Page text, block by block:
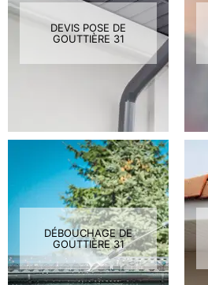
DEVIS POSE DE
GOUTTIÈRE 31
DÉBOUCHAGE DE
GOUTTIÈRE 31